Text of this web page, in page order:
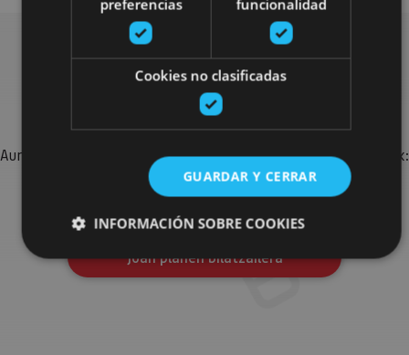
Bilatu plan gehiago
Aurkitu zure bidaia Nafarroan osatzeko planak eta iradokizunak:
jarduera antolatuak, bisitak eta agendaren ekitaldi
garrantzitsuenak.
Joan planen bilatzailera
preferencias
funcionalidad
Cookies no clasificadas
GUARDAR Y CERRAR
INFORMACIÓN SOBRE COOKIES